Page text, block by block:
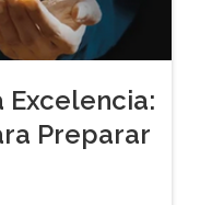
Excelencia:
Preparar